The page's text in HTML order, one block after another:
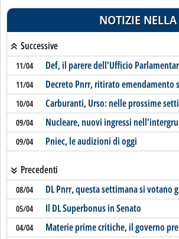
NOTIZIE NELLA
Successive
11/04 Def, il parere dell'Ufficio
11/04 Decreto Pnrr, ritirato
10/04 Carburanti, Urso: nelle prossime
09/04 Nucleare, nuovi ingressi
09/04 Pniec, le audizioni di oggi
Precedenti
08/04 DL Pnrr, questa settimana si votano
05/04 Il DL Superbonus in Senato
04/04 Materie prime critiche, il governo